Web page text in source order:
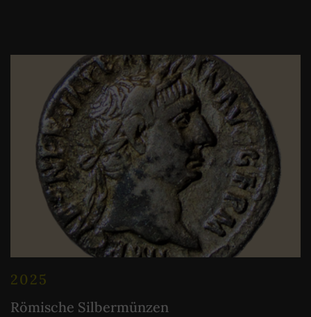
2025
Römische Silbermünzen